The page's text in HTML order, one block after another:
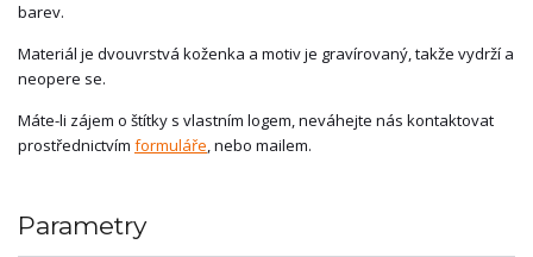
barev.
Materiál je dvouvrstvá koženka a motiv je gravírovaný, takže vydrží a
neopere se.
Máte-li zájem o štítky s vlastním logem, neváhejte nás kontaktovat
prostřednictvím formuláře, nebo mailem.
Parametry